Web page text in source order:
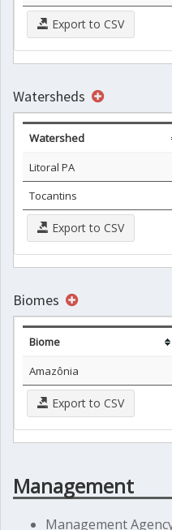
Export to CSV
Watersheds
Watershed
Litoral PA
Tocantins
Export to CSV
Biomes
Biome
Amazônia
Export to CSV
Management
Management